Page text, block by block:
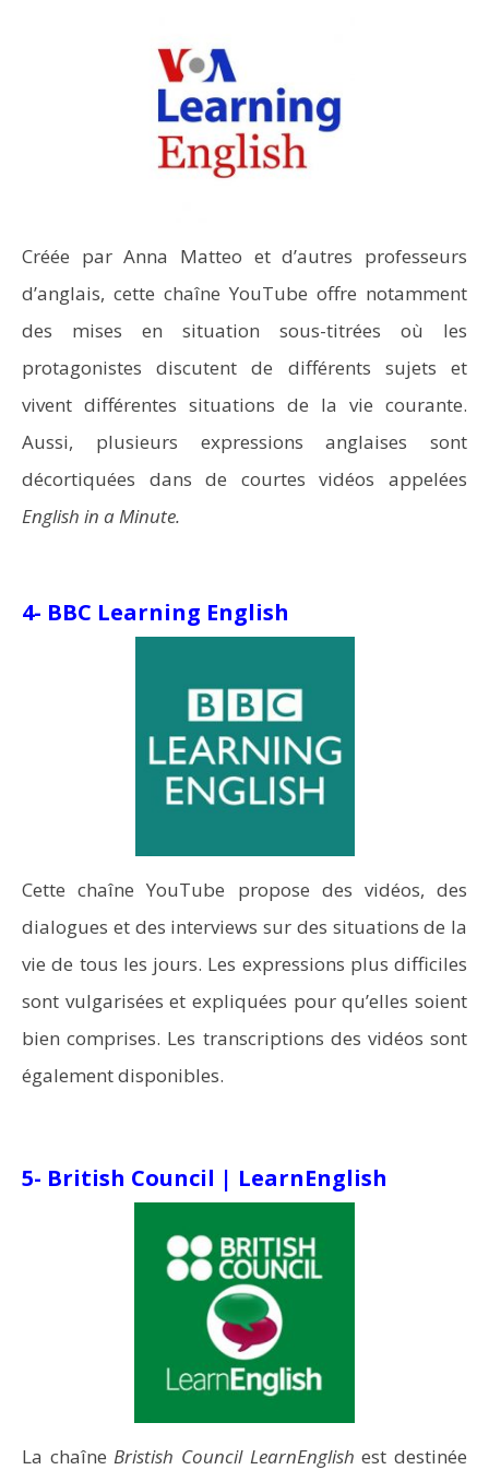
Créée par Anna Matteo et d’autres professeurs
d’anglais, cette chaîne YouTube offre notamment
des mises en situation sous-titrées où les
protagonistes discutent de différents sujets et
vivent différentes situations de la vie courante.
Aussi, plusieurs expressions anglaises sont
décortiquées dans de courtes vidéos appelées
English in a Minute.
4- BBC Learning English
Cette chaîne YouTube propose des vidéos, des
dialogues et des interviews sur des situations de la
vie de tous les jours. Les expressions plus difficiles
sont vulgarisées et expliquées pour qu’elles soient
bien comprises. Les transcriptions des vidéos sont
également disponibles.
5- British Council | LearnEnglish
La chaîneBristish Council LearnEnglishest destinée